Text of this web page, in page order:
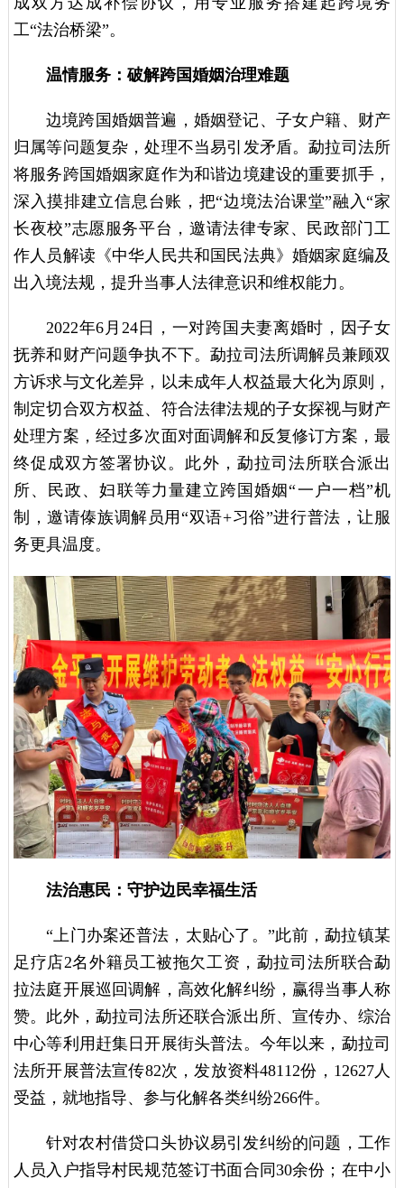
工“法治桥梁”。
温情服务：破解跨国婚姻治理难题
边境跨国婚姻普遍，婚姻登记、子女户籍、财产
归属等问题复杂，处理不当易引发矛盾。勐拉司法所
将服务跨国婚姻家庭作为和谐边境建设的重要抓手，
深入摸排建立信息台账，把“边境法治课堂”融入“家
长夜校”志愿服务平台，邀请法律专家、民政部门工
作人员解读《中华人民共和国民法典》婚姻家庭编及
出入境法规，提升当事人法律意识和维权能力。
2022年6月24日，一对跨国夫妻离婚时，因子女
抚养和财产问题争执不下。勐拉司法所调解员兼顾双
方诉求与文化差异，以未成年人权益最大化为原则，
制定切合双方权益、符合法律法规的子女探视与财产
处理方案，经过多次面对面调解和反复修订方案，最
终促成双方签署协议。此外，勐拉司法所联合派出
所、民政、妇联等力量建立跨国婚姻“一户一档”机
制，邀请傣族调解员用“双语+习俗”进行普法，让服
务更具温度。
法治惠民：守护边民幸福生活
“上门办案还普法，太贴心了。”此前，勐拉镇某
足疗店2名外籍员工被拖欠工资，勐拉司法所联合勐
拉法庭开展巡回调解，高效化解纠纷，赢得当事人称
赞。此外，勐拉司法所还联合派出所、宣传办、综治
中心等利用赶集日开展街头普法。今年以来，勐拉司
法所开展普法宣传82次，发放资料48112份，12627人
受益，就地指导、参与化解各类纠纷266件。
针对农村借贷口头协议易引发纠纷的问题，工作
人员入户指导村民规范签订书面合同30余份；在中小